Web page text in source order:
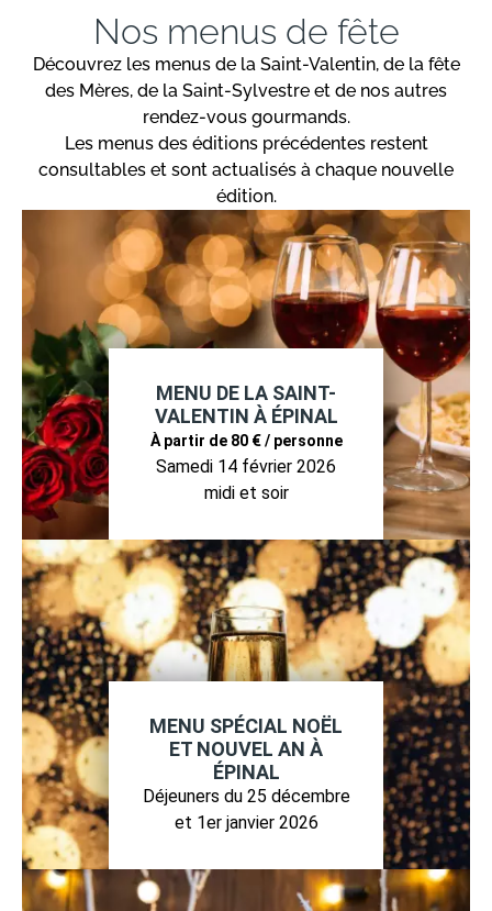
Nos menus de fête
Découvrez les menus de la Saint-Valentin, de la fête
des Mères, de la Saint-Sylvestre et de nos autres
rendez-vous gourmands.
Les menus des éditions précédentes restent
consultables et sont actualisés à chaque nouvelle
édition.
MENU DE LA SAINT-
VALENTIN À ÉPINAL
À partir de 80 € / personne
Samedi 14 février 2026
midi et soir
MENU SPÉCIAL NOËL
ET NOUVEL AN À
ÉPINAL
Déjeuners du 25 décembre
et 1er janvier 2026